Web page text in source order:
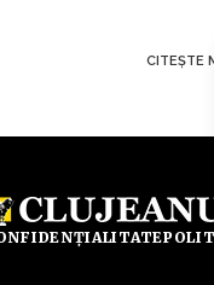
CITEȘTE